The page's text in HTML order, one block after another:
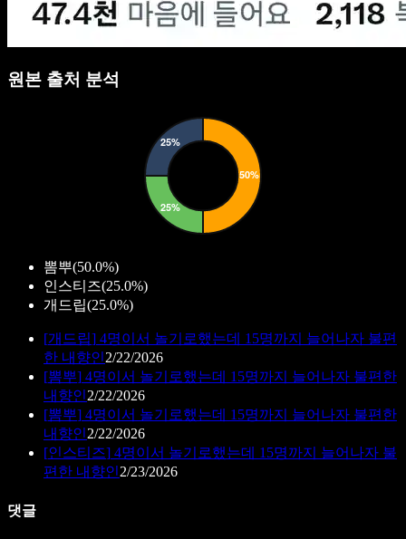
원본 출처 분석
뽐뿌(50.0%)
인스티즈(25.0%)
개드립(25.0%)
[개드립] 4명이서 놀기로했는데 15명까지 늘어나자 불편
한 내향인2/22/2026
[뽐뿌] 4명이서 놀기로했는데 15명까지 늘어나자 불편한
내향인2/22/2026
[뽐뿌] 4명이서 놀기로했는데 15명까지 늘어나자 불편한
내향인2/22/2026
[인스티즈] 4명이서 놀기로했는데 15명까지 늘어나자 불
편한 내향인2/23/2026
댓글